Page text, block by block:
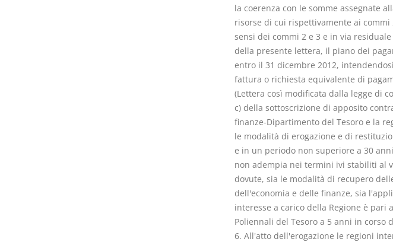
la coerenza con le somme assegnate
risorse di cui rispettivamente ai
sensi dei commi 2 e 3 e in via
della presente lettera, il piano dei
entro il 31 dicembre 2012,
fattura o richiesta equivalente di
(Lettera così modificata dalla legge di
c) della sottoscrizione di apposito
finanze-Dipartimento del Tesoro e la
le modalità di erogazione e di
e in un periodo non superiore a 30
non adempia nei termini ivi stabiliti al
dovute, sia le modalità di recupero
dell'economia e delle finanze, sia
interesse a carico della Regione è
Poliennali del Tesoro a 5 anni in corso
6. All'atto dell'erogazione le regioni